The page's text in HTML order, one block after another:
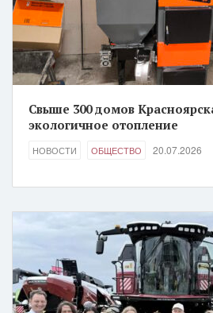
Свыше 300 домов
экологичное отопление
НОВОСТИ ОБЩЕСТВО 20.07.2026